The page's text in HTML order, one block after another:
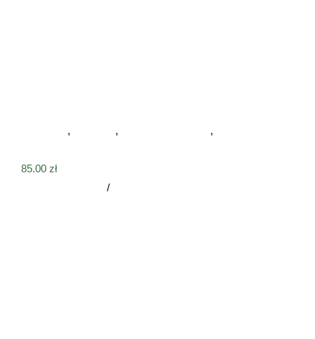
, , ,
85.00 zł
/Szczegóły